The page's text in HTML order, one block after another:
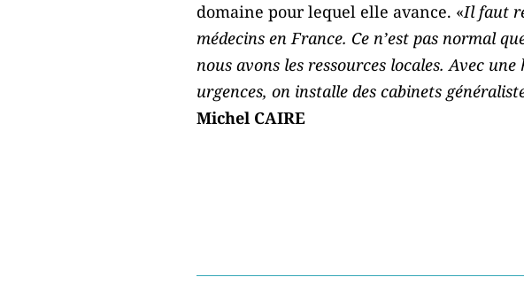
domaine pour lequel elle avance. «Il faut
médecins en France. Ce n’est pas normal
nous avons les ressources locales. Avec
urgences, on installe des cabinets
Michel CAIRE